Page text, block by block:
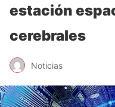
estación
cerebrales
Noticias